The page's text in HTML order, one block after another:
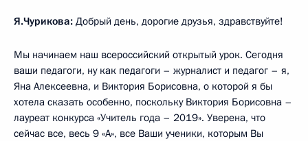
Я.Чурикова: Добрый день, дорогие друзья, здравствуйте!
Мы начинаем наш всероссийский открытый урок. Сегодня
ваши педагоги, ну как педагоги – журналист и педагог – я,
Яна Алексеевна, и Виктория Борисовна, о которой я бы
хотела сказать особенно, поскольку Виктория Борисовна –
лауреат конкурса «Учитель года – 2019». Уверена, что
сейчас все, весь 9 «А», все Ваши ученики, которым Вы